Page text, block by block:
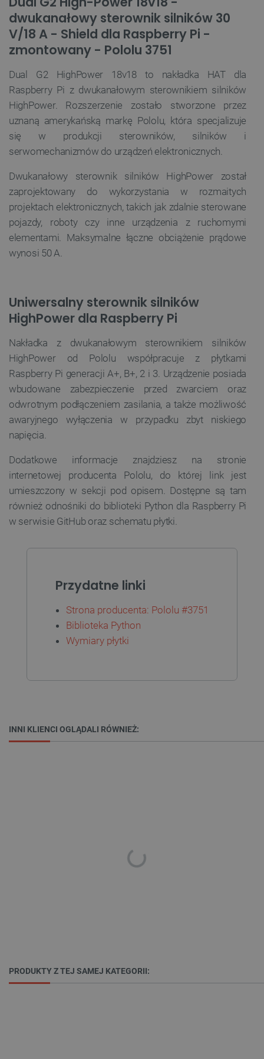
dwukanałowy sterownik silników 30
V/18 A - Shield dla Raspberry Pi -
zmontowany - Pololu 3751
Dual G2 HighPower 18v18 to nakładka HAT dla
Raspberry Pi z dwukanałowym sterownikiem silników
HighPower. Rozszerzenie zostało stworzone przez
uznaną amerykańską markę Pololu, która specjalizuje
się w produkcji sterowników, silników i
serwomechanizmów do urządzeń elektronicznych.
Dwukanałowy sterownik silników HighPower został
zaprojektowany do wykorzystania w rozmaitych
projektach elektronicznych, takich jak zdalnie sterowane
pojazdy, roboty czy inne urządzenia z ruchomymi
elementami. Maksymalne łączne obciążenie prądowe
wynosi 50 A.
Uniwersalny sterownik silników
HighPower dla Raspberry Pi
Nakładka z dwukanałowym sterownikiem silników
HighPower od Pololu współpracuje z płytkami
Raspberry Pi generacji A+, B+, 2 i 3. Urządzenie posiada
wbudowane zabezpieczenie przed zwarciem oraz
odwrotnym podłączeniem zasilania, a także możliwość
awaryjnego wyłączenia w przypadku zbyt niskiego
napięcia.
Dodatkowe informacje znajdziesz na stronie
internetowej producenta Pololu, do której link jest
umieszczony w sekcji pod opisem. Dostępne są tam
również odnośniki do biblioteki Python dla Raspberry Pi
w serwisie GitHub oraz schematu płytki.
Przydatne linki
Strona producenta: Pololu #3751
Biblioteka Python
Wymiary płytki
INNI KLIENCI OGLĄDALI RÓWNIEŻ:
PRODUKTY Z TEJ SAMEJ KATEGORII:
_smvs .botland.com.pl
Quality Unit LLC
__cf_bm
botland.com.pl